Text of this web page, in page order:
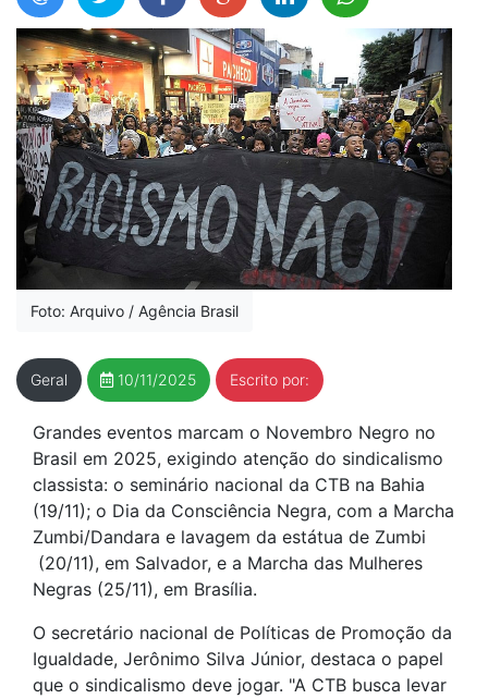
Foto: Arquivo / Agência Brasil
Geral 10/11/2025 Escrito por:
Grandes eventos marcam o Novembro Negro no
Brasil em 2025, exigindo atenção do sindicalismo
classista: o seminário nacional da CTB na Bahia
(19/11); o Dia da Consciência Negra, com a Marcha
Zumbi/Dandara e lavagem da estátua de Zumbi
(20/11), em Salvador, e a Marcha das Mulheres
Negras (25/11), em Brasília.
O secretário nacional de Políticas de Promoção da
Igualdade, Jerônimo Silva Júnior, destaca o papel
que o sindicalismo deve jogar. "A CTB busca levar